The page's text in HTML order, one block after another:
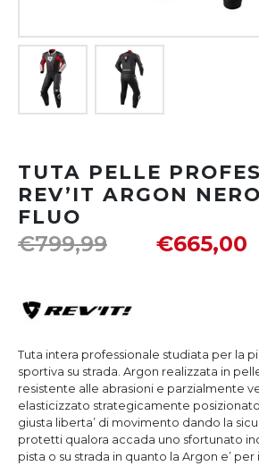
TUTA PELLE
REV’IT ARGON
FLUO
€799,99 €665,00
Tuta intera professionale studiata per la
sportiva su strada. Argon realizzata in
resistente alle abrasioni e parzialmente
elasticizzato strategicamente
giusta liberta’ di movimento dando la
protetti qualora accada uno sfortunato
pista o su strada in quanto la Argon e’